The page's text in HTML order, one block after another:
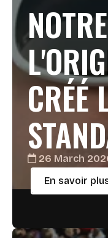
CRÉÉ
26 March
En savoir